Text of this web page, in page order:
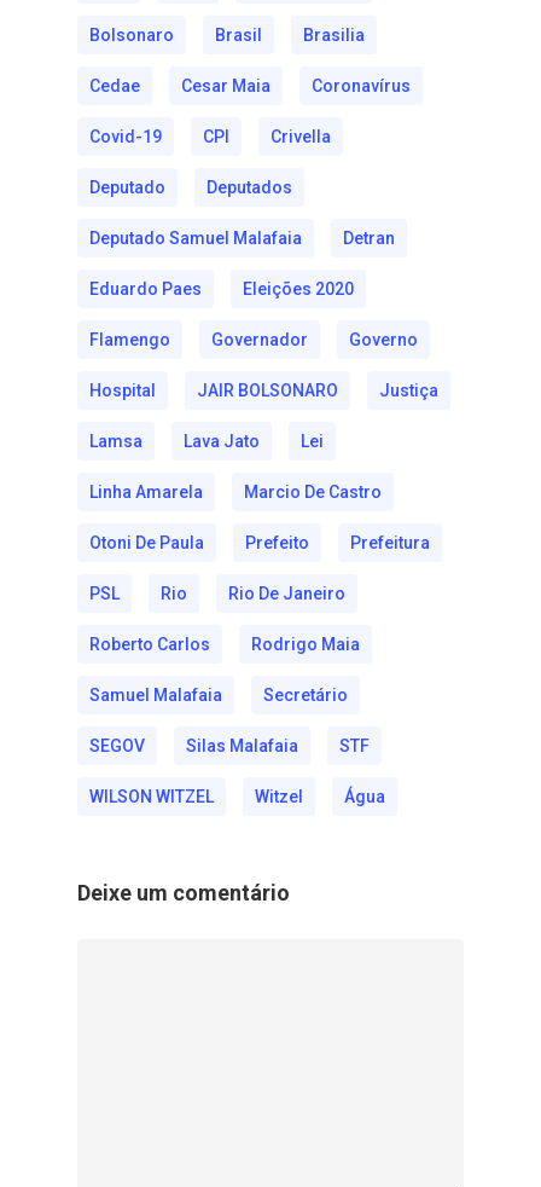
Bolsonaro Brasil Brasilia
Cedae Cesar Maia Coronavírus
Covid-19 CPI Crivella
Deputado Deputados
Deputado Samuel Malafaia Detran
Eduardo Paes Eleições 2020
Flamengo Governador Governo
Hospital JAIR BOLSONARO Justiça
Lamsa Lava Jato Lei
Linha Amarela Marcio De Castro
Otoni De Paula Prefeito Prefeitura
PSL Rio Rio De Janeiro
Roberto Carlos Rodrigo Maia
Samuel Malafaia Secretário
SEGOV Silas Malafaia STF
WILSON WITZEL Witzel Água
Deixe um comentário